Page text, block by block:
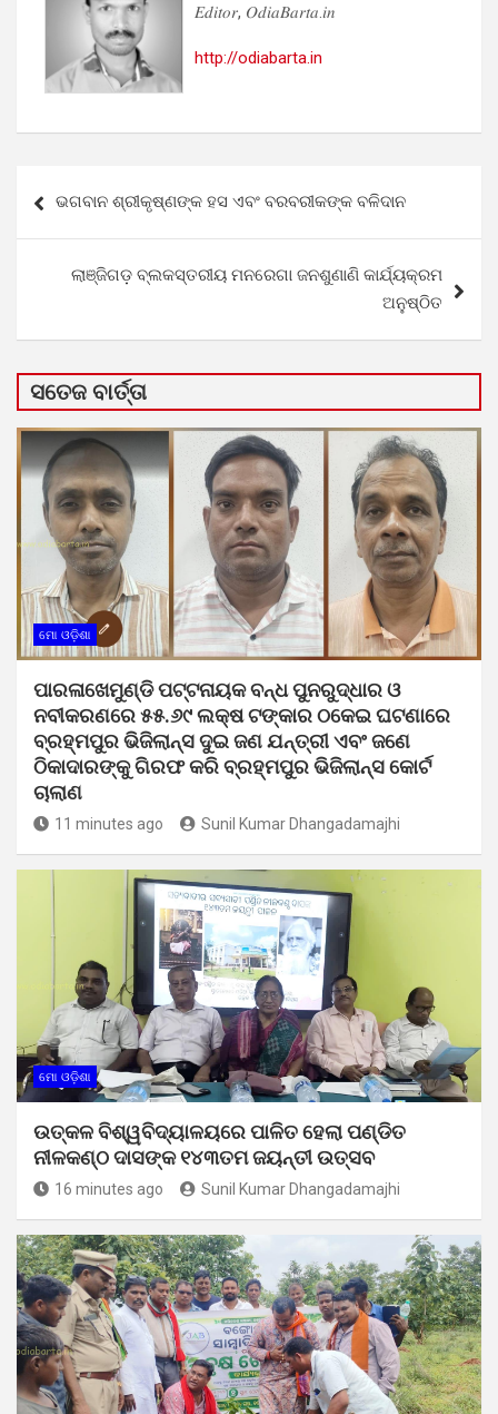
𝐸𝑑𝑖𝑡𝑜𝑟, 𝑂𝑑𝑖𝑎𝐵𝑎𝑟𝑡𝑎.𝑖𝑛
http://odiabarta.in
navigation
ଭଗବାନ ଶ୍ରୀକୃଷ୍ଣଙ୍କ ହସ ଏବଂ ବରବରୀକଙ୍କ ବଳିଦାନ
ଲାଞ୍ଜିଗଡ଼ ବ୍ଲକସ୍ତରୀୟ ମନରେଗା ଜନଶୁଣାଣି କାର୍ଯ୍ୟକ୍ରମ
ଅନୁଷ୍ଠିତ
ସତେଜ ବାର୍ତ୍ତା
ମୋ ଓଡ଼ିଶା
ପାରଳାଖେମୁଣ୍ଡି ପଟ୍ଟନାୟକ ବନ୍ଧ ପୁନରୁଦ୍ଧାର ଓ
ନବୀକରଣରେ ୫୫.୬୯ ଲକ୍ଷ ଟଙ୍କାର ଠକେଇ ଘଟଣାରେ
ବ୍ରହ୍ମପୁର ଭିଜିଲାନ୍ସ ଦୁଇ ଜଣ ଯନ୍ତ୍ରୀ ଏବଂ ଜଣେ
ଠିକାଦାରଙ୍କୁ ଗିରଫ କରି ବ୍ରହ୍ମପୁର ଭିଜିଲାନ୍ସ କୋର୍ଟ
ଚାଲାଣ
11 minutes ago Sunil Kumar Dhangadamajhi
ମୋ ଓଡ଼ିଶା
ଉତ୍କଳ ବିଶ୍ୱବିଦ୍ୟାଳୟରେ ପାଳିତ ହେଲା ପଣ୍ଡିତ
ନୀଳକଣ୍ଠ ଦାସଙ୍କ ୧୪୩ତମ ଜୟନ୍ତୀ ଉତ୍ସବ
16 minutes ago Sunil Kumar Dhangadamajhi